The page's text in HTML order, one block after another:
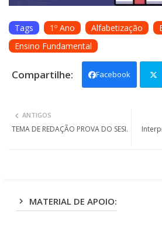
Tags 1º Ano Alfabetização
Ensino Fundamental
Facebook
ANTIGOS
TEMA DE REDAÇÃO PROVA DO SESI.
MATERIAL DE APOIO: